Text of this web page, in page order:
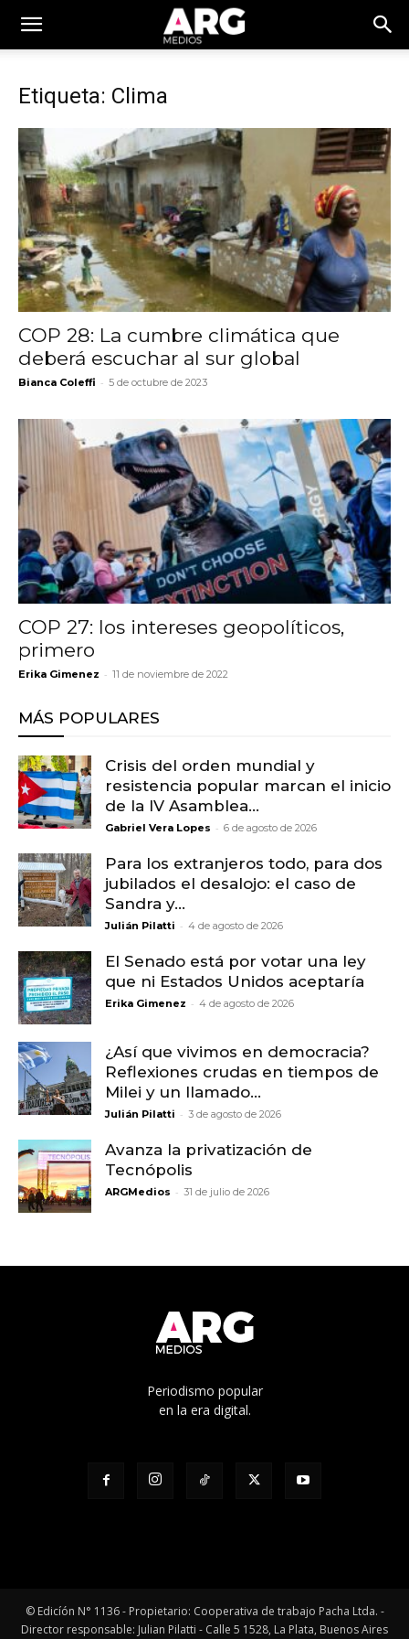
Etiqueta: Clima
COP 28: La cumbre climática que
deberá escuchar al sur global
Bianca Coleffi - 5 de octubre de 2023
COP 27: los intereses geopolíticos,
primero
Erika Gimenez - 11 de noviembre de 2022
MÁS POPULARES
Crisis del orden mundial y
resistencia popular marcan el inicio
de la IV Asamblea...
Gabriel Vera Lopes - 6 de agosto de 2026
Para los extranjeros todo, para dos
jubilados el desalojo: el caso de
Sandra y...
Julián Pilatti - 4 de agosto de 2026
El Senado está por votar una ley
que ni Estados Unidos aceptaría
Erika Gimenez - 4 de agosto de 2026
¿Así que vivimos en democracia?
Reflexiones crudas en tiempos de
Milei y un llamado...
Julián Pilatti - 3 de agosto de 2026
Avanza la privatización de
Tecnópolis
ARGMedios - 31 de julio de 2026
Periodismo popular
en la era digital.
© Edicíón N° 1136 - Propietario: Cooperativa de trabajo Pacha Ltda. -
Director responsable: Julian Pilatti - Calle 5 1528, La Plata, Buenos Aires